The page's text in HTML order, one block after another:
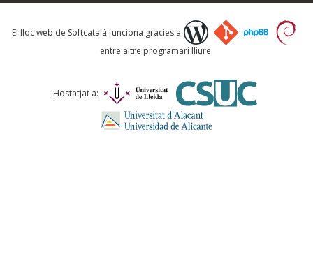
Què proposeu?
Comentari *
El lloc web de Softcatalà funciona gràcies a
entre altre programari lliure.
Hostatjat a: